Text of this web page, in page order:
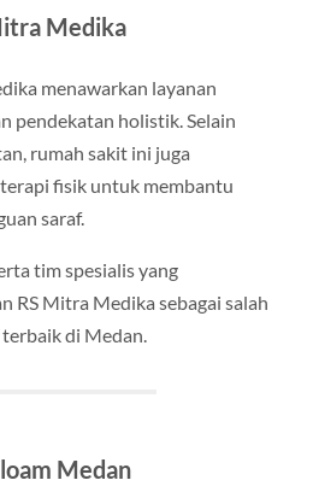
Medika
menawarkan layanan
pendekatan holistik. Selain
rumah sakit ini juga
fisik untuk membantu
saraf.
tim spesialis yang
RS Mitra Medika sebagai salah
di Medan.
Medan